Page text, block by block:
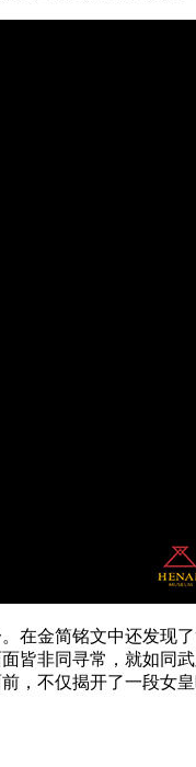
金简铭文中还发现了
皆非同寻常，就如同
，不仅揭开了一段女